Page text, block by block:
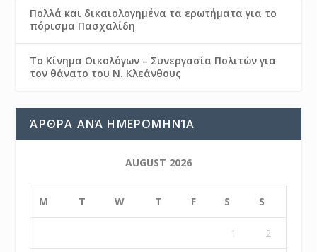
Πολλά και δικαιολογημένα τα ερωτήματα για το
πόρισμα Πασχαλίδη
Το Κίνημα Οικολόγων – Συνεργασία Πολιτών για
τον θάνατο του Ν. Κλεάνθους
ΆΡΘΡΑ ΑΝΆ ΗΜΕΡΟΜΗΝΊΑ
AUGUST 2026
M T W T F S S
1 2